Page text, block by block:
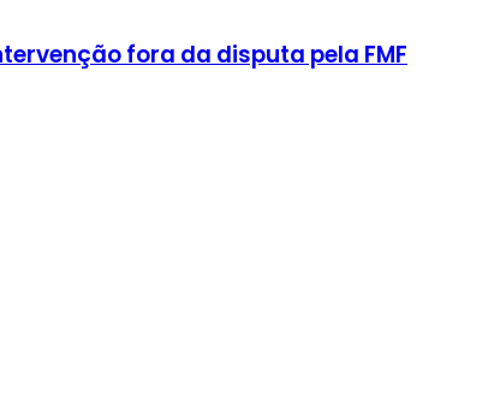
fora da disputa pela FMF